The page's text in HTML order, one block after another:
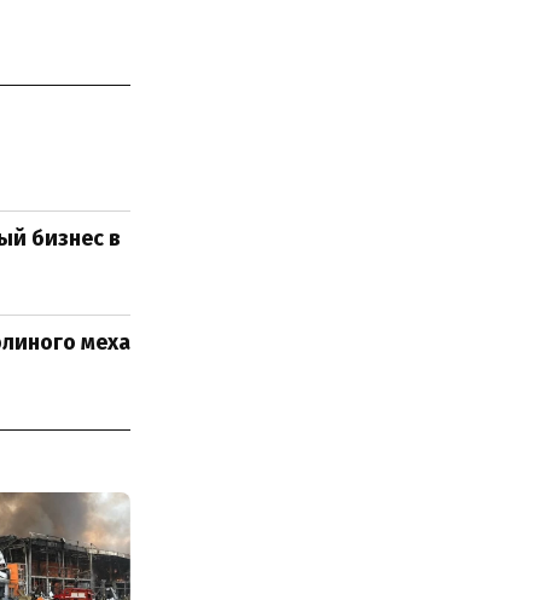
бизнес в
меха